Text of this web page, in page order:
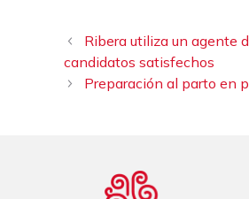
Ribera utiliza un agente
candidatos satisfechos
Preparación al parto en